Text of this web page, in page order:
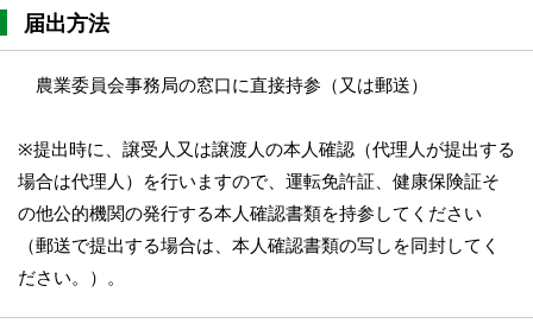
届出方法
農業委員会事務局の窓口に直接持参（又は郵送）
※提出時に、譲受人又は譲渡人の本人確認（代理人が提出する
場合は代理人）を行いますので、運転免許証、健康保険証そ
の他公的機関の発行する本人確認書類を持参してください
（郵送で提出する場合は、本人確認書類の写しを同封してく
ださい。）。